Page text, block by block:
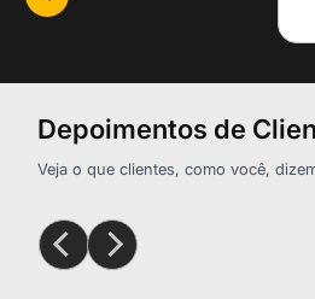
Depoimentos de
Veja o que clientes, como você,